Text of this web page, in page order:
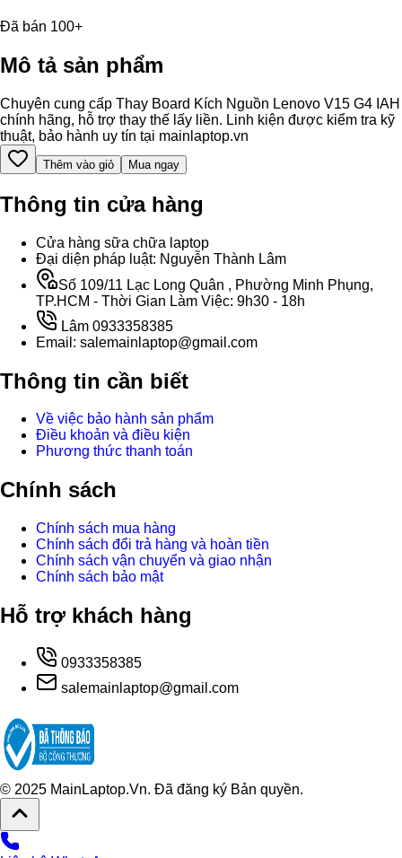
Đã bán 100+
Mô tả sản phẩm
Chuyên cung cấp Thay Board Kích Nguồn Lenovo V15 G4 IAH
chính hãng, hỗ trợ thay thế lấy liền. Linh kiện được kiểm tra kỹ
thuật, bảo hành uy tín tại mainlaptop.vn
Thêm vào giỏ Mua ngay
Thông tin cửa hàng
Cửa hàng sữa chữa laptop
Đại diện pháp luật: Nguyễn Thành Lâm
Số 109/11 Lạc Long Quân , Phường Minh Phụng,
TP.HCM - Thời Gian Làm Việc: 9h30 - 18h
Lâm 0933358385
Email: salemainlaptop@gmail.com
Thông tin cần biết
Về việc bảo hành sản phẩm
Điều khoản và điều kiện
Phương thức thanh toán
Chính sách
Chính sách mua hàng
Chính sách đổi trả hàng và hoàn tiền
Chính sách vận chuyển và giao nhận
Chính sách bảo mật
Hỗ trợ khách hàng
0933358385
salemainlaptop@gmail.com
© 2025 MainLaptop.Vn. Đã đăng ký Bản quyền.